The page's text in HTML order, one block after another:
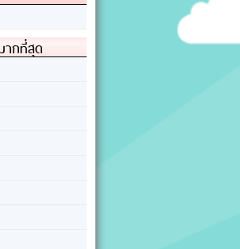
ากที่สุด